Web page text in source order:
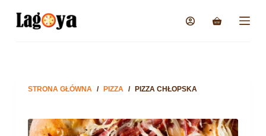
STRONA GŁÓWNA / PIZZA / PIZZA CHŁOPSKA